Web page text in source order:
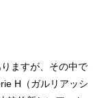
ますが、その中で
H（ガルリアッシ